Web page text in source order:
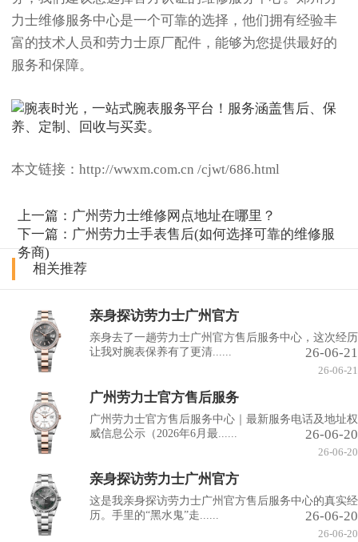
力士维修服务中心是一个可靠的选择，他们拥有经验丰
富的技术人员和劳力士原厂配件，能够为您提供最好的
服务和保障。
本文链接：http://wwxm.com.cn /cjwt/686.html
上一篇： 广州劳力士维修网点地址在哪里？
下一篇： 广州劳力士手表售后(如何选择可靠的维修服
务商)
相关推荐
亲身探访劳力士广州官方
亲身去了一趟劳力士广州官方售后服务中心，这次经历
让我对腕表保养有了更清......
26-06-21
26-06-21
广州劳力士官方售后服务
广州劳力士官方售后服务中心｜最新服务电话及地址权
威信息公示（2026年6月最......
26-06-20
26-06-20
亲身探访劳力士广州官方
这是我亲身探访劳力士广州官方售后服务中心的真实经
历。手里的“黑水鬼”走......
26-06-20
26-06-20